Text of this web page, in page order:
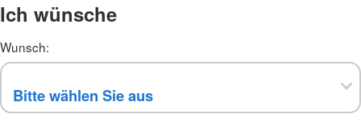
Ich wünsche
Wunsch: